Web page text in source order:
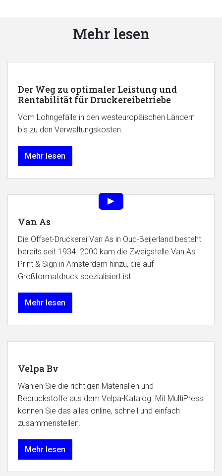
Mehr lesen
Der Weg zu optimaler Leistung und
Rentabilität für Druckereibetriebe
Vom Lohngefälle in den westeuropäischen Ländern
bis zu den Verwaltungskosten.
Mehr lesen
Van As
Die Offset-Druckerei Van As in Oud-Beijerland besteht
bereits seit 1934. 2000 kam die Zweigstelle Van As
Print & Sign in Amsterdam hinzu, die auf
Großformatdruck spezialisiert ist.
Mehr lesen
Velpa Bv
Wählen Sie die richtigen Materialien und
Bedruckstoffe aus dem Velpa-Katalog. Mit MultiPress
können Sie das alles online, schnell und einfach
zusammenstellen.
Mehr lesen